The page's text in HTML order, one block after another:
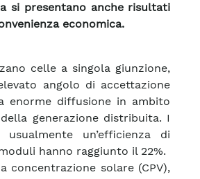
si presentano anche risultati
economica.
celle a singola giunzione,
angolo di accettazione
enorme diffusione in ambito
generazione distribuita. I
un’efficienza di
hanno raggiunto il 22%.
solare (CPV),